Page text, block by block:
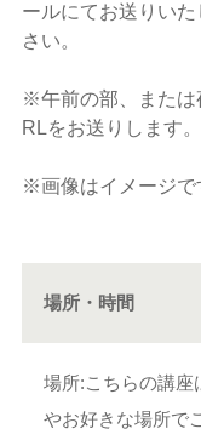
ールにてお送りい
さい。
※午前の部、または
RLをお送りします。
※画像はイメージで
場所・時間
場所:こちらの講座
やお好きな場所で